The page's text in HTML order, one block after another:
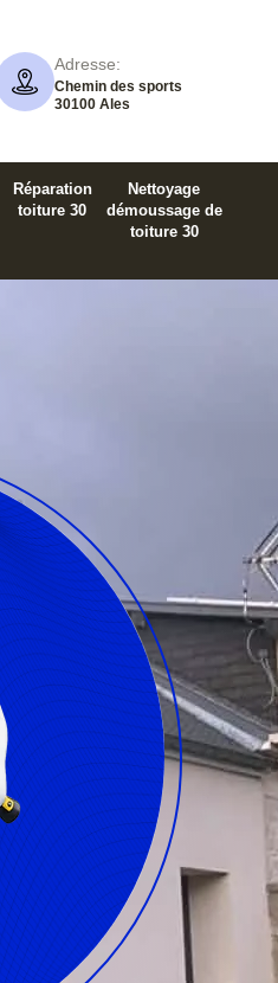
Adresse:
Chemin des sports
30100 Ales
Réparation
toiture 30
Nettoyage
démoussage de
toiture 30